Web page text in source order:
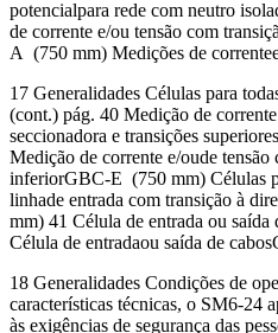
potencialpara rede com neutro
de corrente e/ou tensão com
A (750 mm) Medições de
17 Generalidades Células para
(cont.) pág. 40 Medição de
seccionadora e transições
Medição de corrente e/oude tensão
inferiorGBC-E (750 mm) Células
linhade entrada com transição à
mm) 41 Célula de entrada ou
Célula de entradaou saída de
18 Generalidades Condições de
características técnicas, o SM6-24
às exigências de segurança das